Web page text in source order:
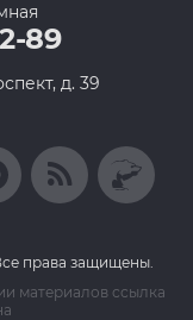
89
д. 39
права защищены.
материалов ссылка